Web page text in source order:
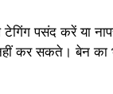
पसंद करें या
कर सकते। बेन का